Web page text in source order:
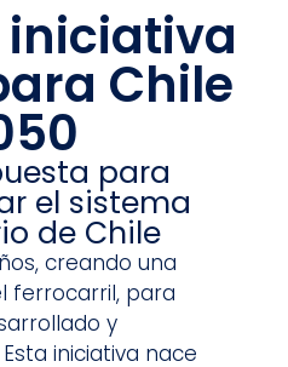
iniciativa
Chile
para
el sistema
de Chile
creando una
ferrocarril, para
y
iniciativa nace